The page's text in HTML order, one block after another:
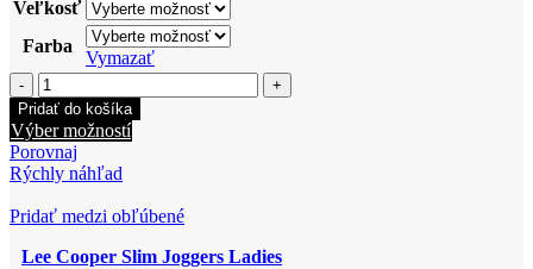
Veľkosť
Farba
Vymazať
množstvo
Classic
PU
Jacket
Ladies
266946
Pridať do košíka
Výber možnostíTento
variantov.
si
Porovnaj
Rýchly náhľad
Pridať medzi obľúbené
Lee Cooper Slim Joggers Ladies